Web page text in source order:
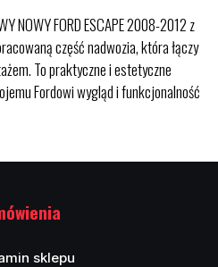
NOWY FORD ESCAPE 2008-2012 z
część nadwozia, która łączy
To praktyczne i estetyczne
Fordowi wygląd i funkcjonalność
sklepu